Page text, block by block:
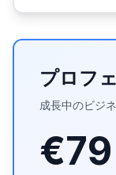
プロフ
成長中のビジ
€79